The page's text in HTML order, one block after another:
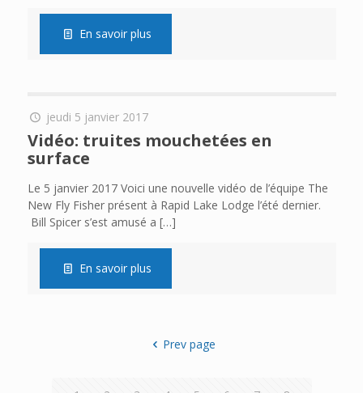
En savoir plus
jeudi 5 janvier 2017
Vidéo: truites mouchetées en
surface
Le 5 janvier 2017 Voici une nouvelle vidéo de l’équipe The
New Fly Fisher présent à Rapid Lake Lodge l’été dernier.
Bill Spicer s’est amusé a […]
En savoir plus
Prev page